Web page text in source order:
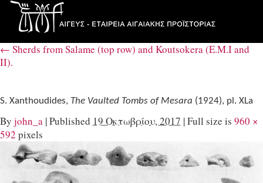
← Sherds from Salame (top row) and Koutsokera (E.M.I and
II).
S. Xanthoudides, The Vaulted Tombs of Mesara (1924), pl. XLa
By john_a |Published 19 Οκτωβρίου, 2017 |Full size is 960 ×
592 pixels